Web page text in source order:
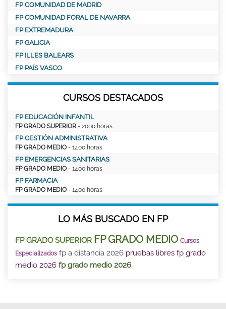
FP COMUNIDAD DE MADRID
FP COMUNIDAD FORAL DE NAVARRA
FP EXTREMADURA
FP GALICIA
FP ILLES BALEARS
FP PAÍS VASCO
CURSOS DESTACADOS
FP EDUCACIÓN INFANTIL
FP GRADO SUPERIOR - 2000 horas
FP GESTIÓN ADMINISTRATIVA
FP GRADO MEDIO - 1400 horas
FP EMERGENCIAS SANITARIAS
FP GRADO MEDIO - 1400 horas
FP FARMACIA
FP GRADO MEDIO - 1400 horas
LO MÁS BUSCADO EN FP
FP GRADO SUPERIOR FP GRADO MEDIO Cursos
Especializados fp a distancia 2026 pruebas libres fp grado
medio 2026 fp grado medio 2026